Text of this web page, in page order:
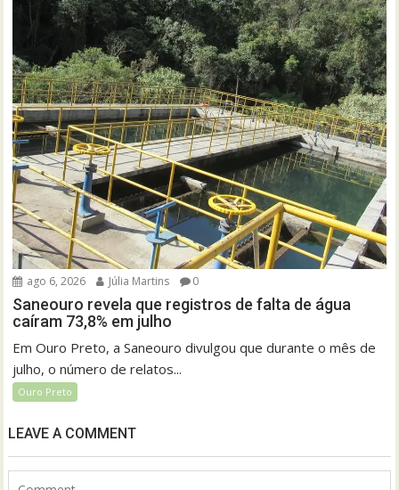
ago 6, 2026 Júlia Martins 0
Saneouro revela que registros de falta de água
caíram 73,8% em julho
Em Ouro Preto, a Saneouro divulgou que durante o mês de
julho, o número de relatos...
Ouro Preto
LEAVE A COMMENT